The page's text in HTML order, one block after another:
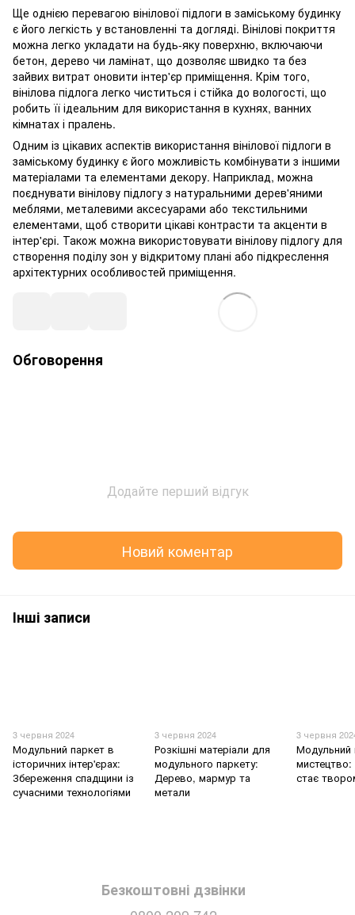
Ще однією перевагою вінілової підлоги в заміському будинку
є його легкість у встановленні та догляді. Вінілові покриття
можна легко укладати на будь-яку поверхню, включаючи
бетон, дерево чи ламінат, що дозволяє швидко та без
зайвих витрат оновити інтер'єр приміщення. Крім того,
вінілова підлога легко чиститься і стійка до вологості, що
робить її ідеальним для використання в кухнях, ванних
кімнатах і пралень.
Одним із цікавих аспектів використання вінілової підлоги в
заміському будинку є його можливість комбінувати з іншими
матеріалами та елементами декору. Наприклад, можна
поєднувати вінілову підлогу з натуральними дерев'яними
меблями, металевими аксесуарами або текстильними
елементами, щоб створити цікаві контрасти та акценти в
інтер'єрі. Також можна використовувати вінілову підлогу для
створення поділу зон у відкритому плані або підкреслення
архітектурних особливостей приміщення.
Обговорення
Додайте перший відгук
Новий коментар
Інші записи
3 червня 2024
Модульний паркет в
історичних інтер'єрах:
Збереження спадщини із
сучасними технологіями
3 червня 2024
Розкішні матеріали для
модульного паркету:
Дерево, мармур та
метали
3 червня
Модульний
мистецтво:
стає
Безкоштовні дзвінки